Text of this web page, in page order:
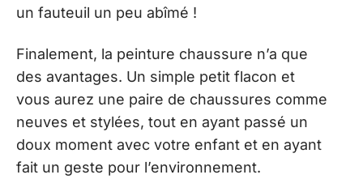
un fauteuil un peu abîmé !
Finalement, la peinture chaussure n’a que
des avantages. Un simple petit flacon et
vous aurez une paire de chaussures comme
neuves et stylées, tout en ayant passé un
doux moment avec votre enfant et en ayant
fait un geste pour l’environnement.